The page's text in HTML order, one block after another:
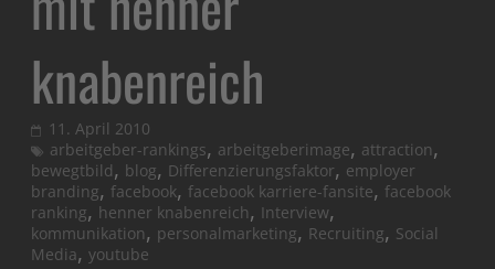
knabenreich
11. April 2010
arbeitgeber-rankings, arbeitgeberimage, attraction,
bewegtbild, blog, Differenzierungsfaktor, employer
branding, facebook, facebook karriere-fansite, facebook
ranking, henner knabenreich, Interview,
kommunikation, personalmarketing, Recruiting, Social
Media,youtube